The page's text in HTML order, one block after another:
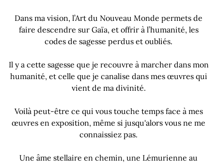
Dans ma vision, l’Art du Nouveau Monde permets de
faire descendre sur Gaïa, et offrir à l’humanité, les
codes de sagesse perdus et oubliés.
Il y a cette sagesse que je recouvre à marcher dans mon
humanité, et celle que je canalise dans mes œuvres qui
vient de ma divinité.
Voilà peut-être ce qui vous touche temps face à mes
œuvres en exposition, même si jusqu'alors vous ne me
connaissiez pas.
Une âme stellaire en chemin, une Lémurienne au